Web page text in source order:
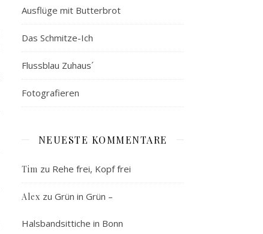
Ausflüge mit Butterbrot
Das Schmitze-Ich
Flussblau Zuhaus´
Fotografieren
NEUESTE KOMMENTARE
Tim zu Rehe frei, Kopf frei
Alex zu Grün in Grün –
Halsbandsittiche in Bonn